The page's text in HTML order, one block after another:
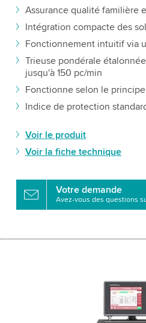
Assurance qualité familière
Intégration compacte des
Fonctionnement intuitif via
Trieuse pondérale
jusqu'à 150 pc/min
Fonctionne selon le
Indice de protection
Voir le produit
Voir la fiche technique
Votre demande